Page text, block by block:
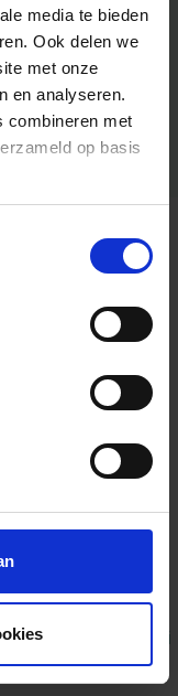
media te bieden
Ook delen we
met onze
en analyseren.
combineren met
op basis
Eigen foto’s